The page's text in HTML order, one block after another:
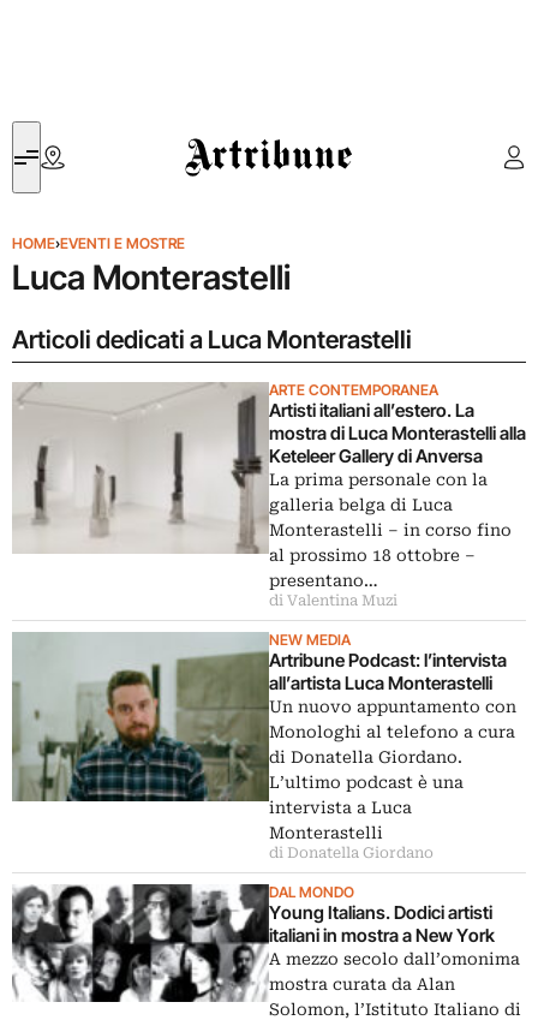
Artribune
HOME›EVENTI E MOSTRE
Luca Monterastelli
Articoli dedicati a Luca Monterastelli
ARTE CONTEMPORANEA
Artisti italiani all’estero. La
mostra di Luca Monterastelli alla
Keteleer Gallery di Anversa
La prima personale con la
galleria belga di Luca
Monterastelli – in corso fino
al prossimo 18 ottobre –
presentano…
di Valentina Muzi
NEW MEDIA
Artribune Podcast: l’intervista
all’artista Luca Monterastelli
Un nuovo appuntamento con
Monologhi al telefono a cura
di Donatella Giordano.
L’ultimo podcast è una
intervista a Luca
Monterastelli
di Donatella Giordano
DAL MONDO
Young Italians. Dodici artisti
italiani in mostra a New York
A mezzo secolo dall’omonima
mostra curata da Alan
Solomon, l’Istituto Italiano di